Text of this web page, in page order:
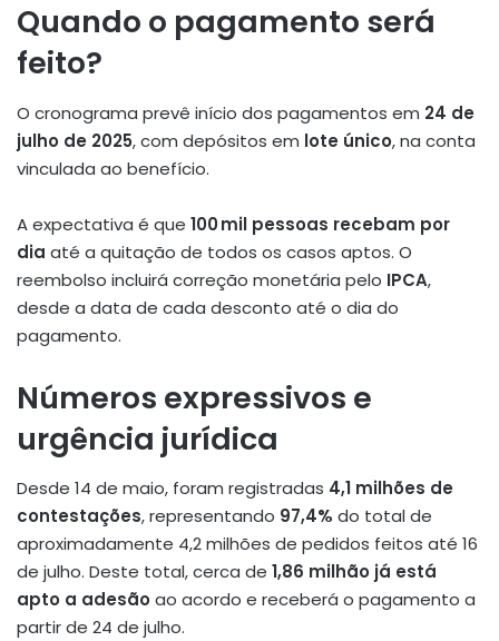
Quando o pagamento será
feito?
O cronograma prevê início dos pagamentos em 24 de
julho de 2025, com depósitos em lote único, na conta
vinculada ao benefício.
A expectativa é que 100 mil pessoas recebam por
dia até a quitação de todos os casos aptos. O
reembolso incluirá correção monetária pelo IPCA,
desde a data de cada desconto até o dia do
pagamento.
Números expressivos e
urgência jurídica
Desde 14 de maio, foram registradas 4,1 milhões de
contestações, representando 97,4% do total de
aproximadamente 4,2 milhões de pedidos feitos até 16
de julho. Deste total, cerca de 1,86 milhão já está
apto a adesão ao acordo e receberá o pagamento a
partir de 24 de julho.